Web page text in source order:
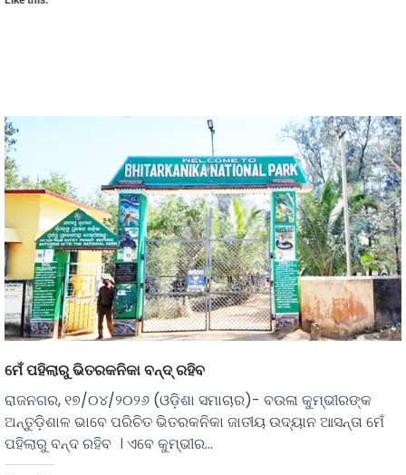
ମେଁ ପହିଲାରୁ ଭିତରକନିକା ବନ୍ଦ୍ ରହିବ
ରାଜନଗର, ୧୭/୦୪/୨୦୨୬ (ଓଡ଼ିଶା ସମାଚାର)- ବଉଳା କୁମ୍ଭୀରଙ୍କ
ଅନ୍ତୁଡ଼ିଶାଳ ଭାବେ ପରିଚିତ ଭିତରକନିକା ଜାତୀୟ ଉଦ୍ୟାନ ଆସନ୍ତା ମେଁ
ପହିଲାରୁ ବନ୍ଦ ରହିବ । ଏବେ କୁମ୍ଭୀର…